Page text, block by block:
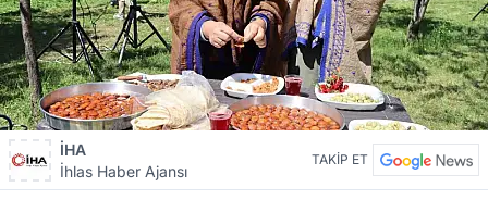
İHA
İhlas Haber Ajansı
TAKİP ET